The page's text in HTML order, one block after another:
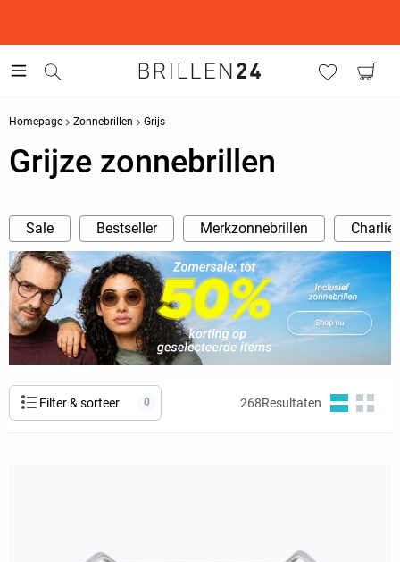
Homepage Zonnebrillen Grijs
Grijze zonnebrillen
Sale Bestseller Merkzonnebrillen Charlie
Filter & sorteer 0 268Resultaten